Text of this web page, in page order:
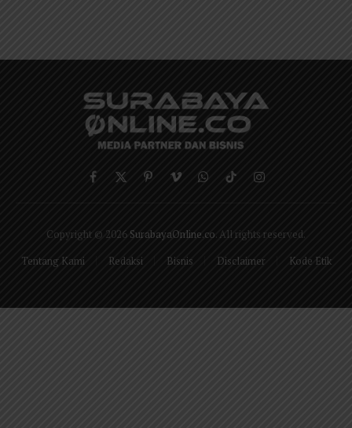
Facebook
X
PinterestVimeoWhatsApp
TikTokInstagram
Copyright © 2026 SurabayaOnline.co . All rights reserved.
Tentang Kami
Redaksi Bisnis Disclaimer Kode Etik